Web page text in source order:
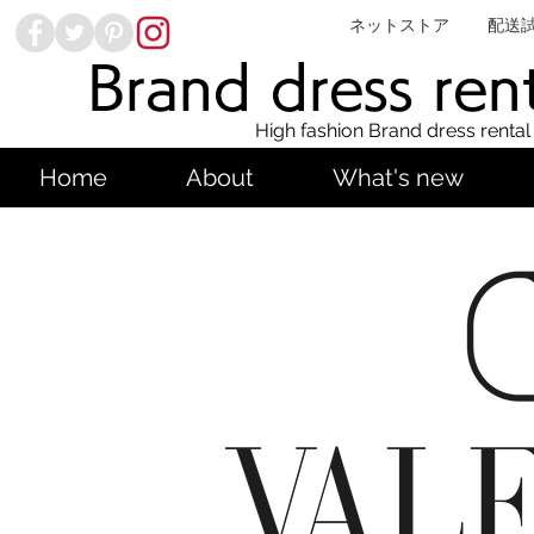
ネットストア 配送
Brand dress
High fashion Brand dress
Home About What's new